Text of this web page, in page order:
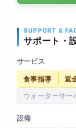
着いてトレー
できる範囲だ
です。
SUPPORT &
サポート・
サービス
食事指導 返
ウォーターサー
設備